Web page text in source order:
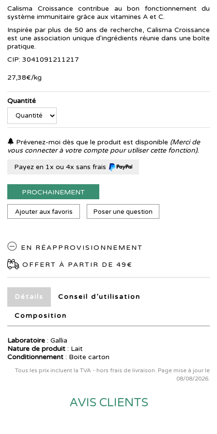
Calisma Croissance contribue au bon fonctionnement du
système immunitaire grâce aux vitamines A et C.
Inspirée par plus de 50 ans de recherche, Calisma Croissance
est une association unique d'ingrédients réunie dans une boîte
pratique.
CIP: 3041091211217
27,38€/kg
Quantité
Prévenez-moi dès que le produit est disponible (Merci de
vous connecter à votre compte pour utiliser cette fonction).
Payez en 1x ou 4x sans frais
PROCHAINEMENT
Ajouter aux favoris Poser une question
EN RÉAPPROVISIONNEMENT
OFFERT À PARTIR DE 49€
Détails Conseil d’utilisation
Composition
Laboratoire : Gallia
Nature de produit : Lait
Conditionnement : Boite carton
Tous les prix incluent la TVA - hors frais de livraison. Page mise à jour le
08/08/2026.
AVIS CLIENTS